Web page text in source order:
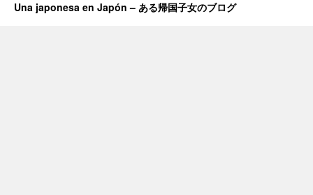
Una japonesa en Japón – ある帰国子女のブログ